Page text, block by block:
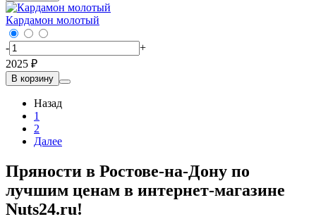
Кардамон молотый
-
+
2025 ₽
В корзину
Назад
1
2
Далее
Пряности в Ростове-на-Дону по
лучшим ценам в интернет-магазине
Nuts24.ru!